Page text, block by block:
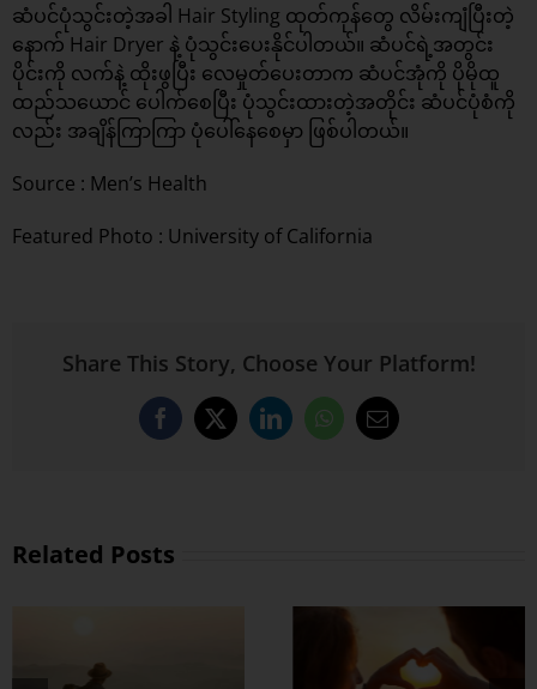
ဆံပင်ပုံသွင်းတဲ့အခါ Hair Styling ထုတ်ကုန်တွေ လိမ်းကျံပြီးတဲ့
နောက် Hair Dryer နဲ့ ပုံသွင်းပေးနိုင်ပါတယ်။ ဆံပင်ရဲ့အတွင်း
ပိုင်းကို လက်နဲ့ ထိုးဖွပြီး လေမှုတ်ပေးတာက ဆံပင်အုံကို ပိုမိုထူ
ထည်သယောင် ပေါက်စေပြီး ပုံသွင်းထားတဲ့အတိုင်း ဆံပင်ပုံစံကို
လည်း အချိန်ကြာကြာ ပုံပေါ်နေစေမှာ ဖြစ်ပါတယ်။
Source : Men’s Health
Featured Photo : University of California
Share This Story, Choose Your Platform!
Facebook
X LinkedInWhatsApp
Email
Related Posts